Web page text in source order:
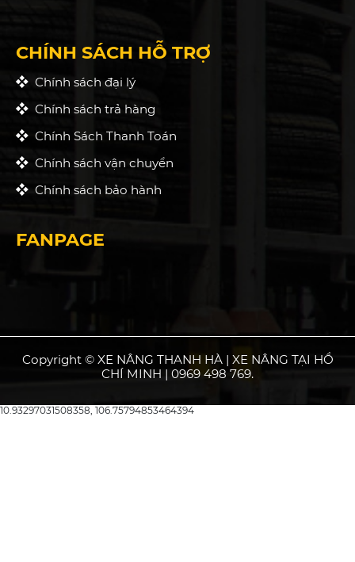
CHÍNH SÁCH HỖ TRỢ
Chính sách đại lý
Chính sách trả hàng
Chính Sách Thanh Toán
Chính sách vận chuyển
Chính sách bảo hành
FANPAGE
Copyright © XE NÂNG THANH HÀ | XE NÂNG TẠI HỒ
CHÍ MINH | 0969 498 769.
10.93297031508358, 106.75794853464394